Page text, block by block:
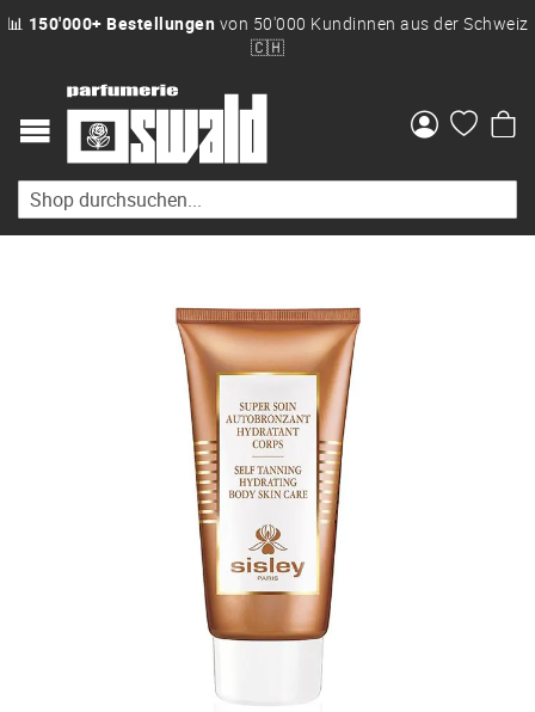
📊 150'000+ Bestellungen von 50'000 Kundinnen aus der Schweiz
🇨🇭